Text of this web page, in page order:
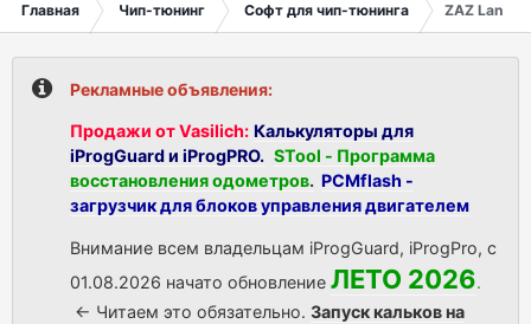
Главная Чип-тюнинг Софт для чип-тюнинга ZAZ Lanos
Рекламные объявления:
Продажи от Vasilich: Калькуляторы для
iProgGuard и iProgPRO. STool - Программа
восстановления одометров. PCMflash -
загрузчик для блоков управления двигателем
Внимание всем владельцам iProgGuard, iProgPro, с
01.08.2026 начато обновление ЛЕТО 2026.
<- Читаем это обязательно. Запуск кальков на